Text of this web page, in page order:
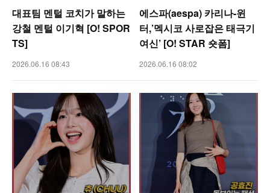
대표팀 멘털 코치가 말하는
강철 멘털 이기혁 [O! SPOR
TS]
2026.06.16 08:43
에스파(aespa) 카리나-윈
터,’멕시코 사로잡은 태극기
여신’ [O! STAR 숏폼]
2026.06.16 08:02